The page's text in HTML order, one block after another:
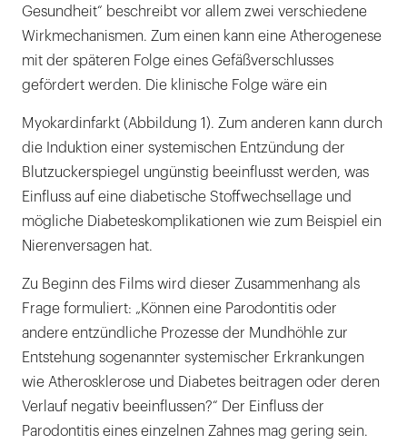
Gesundheit“ beschreibt vor allem zwei verschiedene
Wirkmechanismen. Zum einen kann eine Atherogenese
mit der späteren Folge eines Gefäßverschlusses
gefördert werden. Die klinische Folge wäre ein
Myokardinfarkt (Abbildung 1). Zum anderen kann durch
die Induktion einer systemischen Entzündung der
Blutzuckerspiegel ungünstig beeinflusst werden, was
Einfluss auf eine diabetische Stoffwechsellage und
mögliche Diabeteskomplikationen wie zum Beispiel ein
Nierenversagen hat.
Zu Beginn des Films wird dieser Zusammenhang als
Frage formuliert: „Können eine Parodontitis oder
andere entzündliche Prozesse der Mundhöhle zur
Entstehung sogenannter systemischer Erkrankungen
wie Atherosklerose und Diabetes beitragen oder deren
Verlauf negativ beeinflussen?“ Der Einfluss der
Parodontitis eines einzelnen Zahnes mag gering sein.